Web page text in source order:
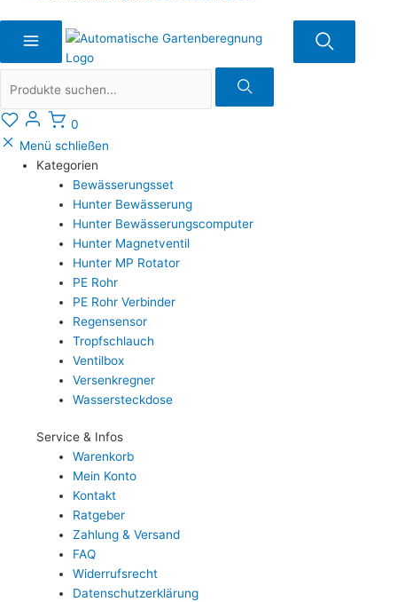
0
Menü schließen
Kategorien
Bewässerungsset
Hunter Bewässerung
Hunter Bewässerungscomputer
Hunter Magnetventil
Hunter MP Rotator
PE Rohr
PE Rohr Verbinder
Regensensor
Tropfschlauch
Ventilbox
Versenkregner
Wassersteckdose
Service & Infos
Warenkorb
Mein Konto
Kontakt
Ratgeber
Zahlung & Versand
FAQ
Widerrufsrecht
Datenschutzerklärung